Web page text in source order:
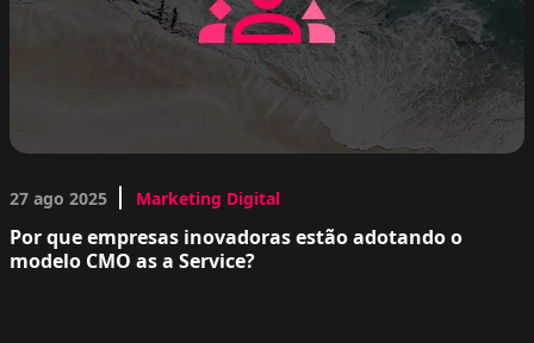
27 ago 2025 Marketing Digital
Por que empresas inovadoras estão adotando o
modelo CMO as a Service?